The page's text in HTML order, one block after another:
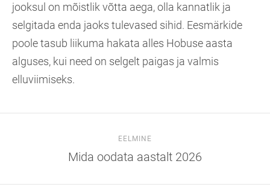
jooksul on mõistlik võtta aega, olla kannatlik ja
selgitada enda jaoks tulevased sihid. Eesmärkide
poole tasub liikuma hakata alles Hobuse aasta
alguses, kui need on selgelt paigas ja valmis
elluviimiseks.
EELMINE
Mida oodata aastalt 2026